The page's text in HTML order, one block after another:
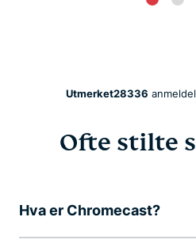
Utmerket28336
Ofte stilte
Hva er Chromecast?